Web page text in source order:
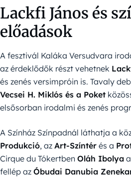
Lackfi János és
előadások
A fesztivál Kaláka Versudvara
az érdeklődők részt vehetnek
és zenés versimpróin is. Tavaly
Vecsei H. Miklós és a Poket
elsősorban irodalmi és zenés
A Színház Színpadnál láthatja a
Produkció, az Art-Színtér és a
Cirque du Tókertben Oláh Ibolya
fellép az Óbudai Danubia